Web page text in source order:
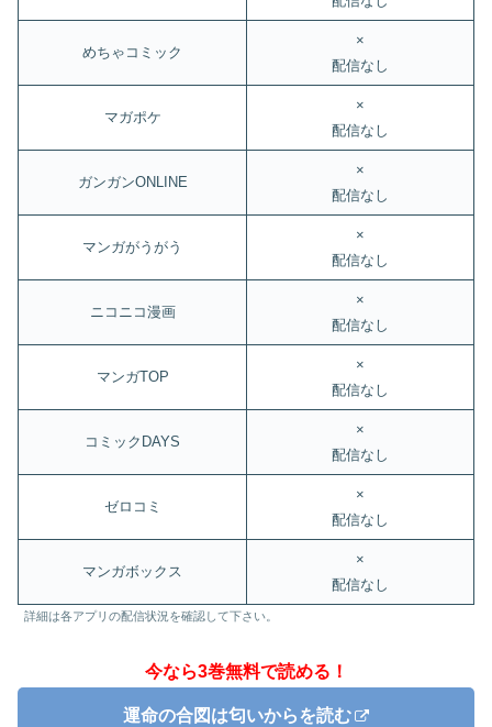
めちゃコミック
×
配信なし
マガポケ
×
配信なし
ガンガンONLINE
×
配信なし
マンガがうがう
×
配信なし
ニコニコ漫画
×
配信なし
マンガTOP
×
配信なし
コミックDAYS
×
配信なし
ゼロコミ
×
配信なし
マンガボックス
×
配信なし
詳細は各アプリの配信状況を確認して下さい。
今なら3巻無料で読める！
運命の合図は匂いからを読む